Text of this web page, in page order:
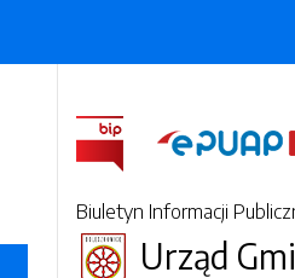
Biuletyn Informacji
Urząd